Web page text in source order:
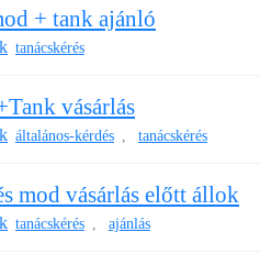
+ tank ajánló
tanácskérés
vásárlás
általános-kérdés , tanácskérés
mod vásárlás előtt állok
tanácskérés , ajánlás